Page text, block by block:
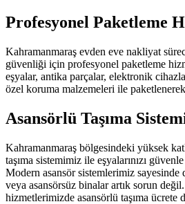
Profesyonel Paketleme
Kahramanmaraş evden eve nakliyat
güvenliği için profesyonel paketleme
eşyalar, antika parçalar, elektronik
özel koruma malzemeleri ile paketlenerek
Asansörlü Taşıma
Kahramanmaraş bölgesindeki yüksek
taşıma sistemimiz ile eşyalarınızı
Modern asansör sistemlerimiz sayesinde
veya asansörsüz binalar artık sorun
hizmetlerimizde asansörlü taşıma ücrete